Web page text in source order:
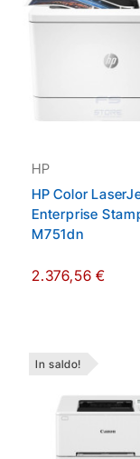
HP
HP Color
Enterprise
M751dn
2.376,56 €
In saldo!